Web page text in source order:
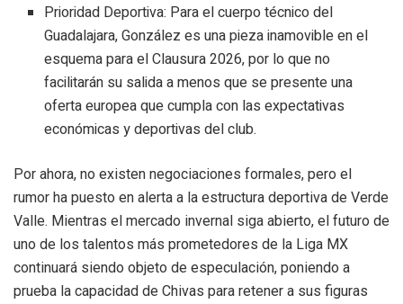
Prioridad Deportiva: Para el cuerpo técnico del
Guadalajara, González es una pieza inamovible en el
esquema para el Clausura 2026, por lo que no
facilitarán su salida a menos que se presente una
oferta europea que cumpla con las expectativas
económicas y deportivas del club.
Por ahora, no existen negociaciones formales, pero el
rumor ha puesto en alerta a la estructura deportiva de Verde
Valle. Mientras el mercado invernal siga abierto, el futuro de
uno de los talentos más prometedores de la Liga MX
continuará siendo objeto de especulación, poniendo a
prueba la capacidad de Chivas para retener a sus figuras